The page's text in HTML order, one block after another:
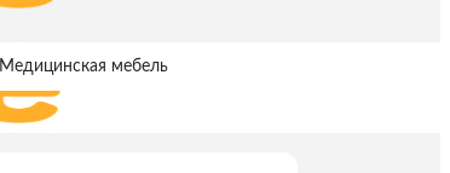
Медицинская мебель